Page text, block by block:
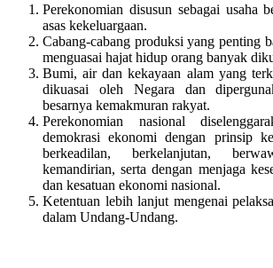
Perekonomian disusun sebagai usaha
asas kekeluargaan.
Cabang-cabang produksi yang penting
menguasai hajat hidup orang banyak
Bumi, air dan kekayaan alam yang
dikuasai oleh Negara dan
besarnya kemakmuran rakyat.
Perekonomian nasional
demokrasi ekonomi dengan prinsip
berkeadilan, berkelanjutan,
kemandirian, serta dengan menjaga
dan kesatuan ekonomi nasional.
Ketentuan lebih lanjut mengenai
dalam Undang-Undang.